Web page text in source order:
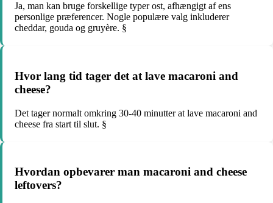
Ja, man kan bruge forskellige typer ost, afhængigt af ens
personlige præferencer. Nogle populære valg inkluderer
cheddar, gouda og gruyère. §
Hvor lang tid tager det at lave macaroni and
cheese?
Det tager normalt omkring 30-40 minutter at lave macaroni and
cheese fra start til slut. §
Hvordan opbevarer man macaroni and cheese
leftovers?